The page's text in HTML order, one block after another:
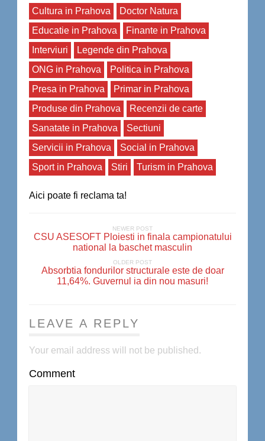
Cultura in Prahova
Doctor Natura
Educatie in Prahova
Finante in Prahova
Interviuri
Legende din Prahova
ONG in Prahova
Politica in Prahova
Presa in Prahova
Primar in Prahova
Produse din Prahova
Recenzii de carte
Sanatate in Prahova
Sectiuni
Servicii in Prahova
Social in Prahova
Sport in Prahova
Stiri Turism in Prahova
Aici poate fi reclama ta!
NEWER POST
CSU ASESOFT Ploiesti in finala campionatului
national la baschet masculin
OLDER POST
Absorbtia fondurilor structurale este de doar
11,64%. Guvernul ia din nou masuri!
LEAVE A REPLY
Your email address will not be published.
Comment